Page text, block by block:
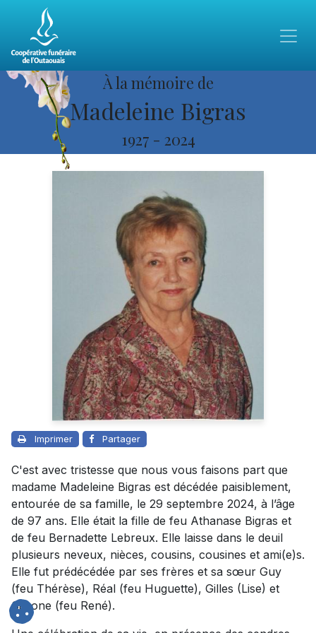
À la mémoire de
Madeleine Bigras
1927 - 2024
Imprimer Partager
C'est avec tristesse que nous vous faisons part que
madame Madeleine Bigras est décédée paisiblement,
entourée de sa famille, le 29 septembre 2024, à l’âge
de 97 ans. Elle était la fille de feu Athanase Bigras et
de feu Bernadette Lebreux. Elle laisse dans le deuil
plusieurs neveux, nièces, cousins, cousines et ami(e)s.
Elle fut prédécédée par ses frères et sa sœur Guy
(feu Thérèse), Réal (feu Huguette), Gilles (Lise) et
Simone (feu René).